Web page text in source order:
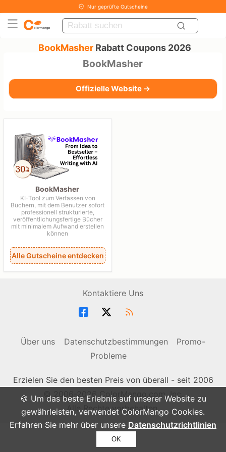
🍪 Um das beste Erlebnis auf unserer Website zu
gewährleisten, verwendet ColorMango Cookies.
Erfahren Sie mehr über unsere Datenschutzrichtlinien
OK
Nur geprüfte Gutscheine
BookMasherRabatt Coupons 2026
BookMasher
Offizielle Website →
BookMasher
KI-Tool zum Verfassen von
Büchern, mit dem Benutzer sofort
professionell strukturierte,
veröffentlichungsfertige Bücher
mit minimalem Aufwand erstellen
können
Alle Gutscheine entdecken
Kontaktiere Uns
Über uns Datenschutzbestimmungen
Promo-
Probleme
Erzielen Sie den besten Preis von überall - seit 2006
© 2006-2026 ColorMango.com, Inc.
Alle Rechte vorbehalten.